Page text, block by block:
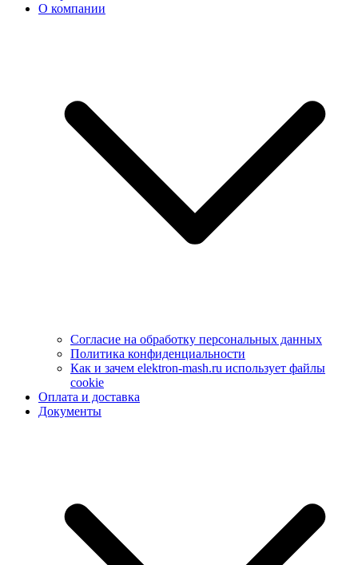
О компании
Согласие на обработку персональных данных
Политика конфиденциальности
Как и зачем elektron-mash.ru использует файлы
cookie
Оплата и доставка
Документы